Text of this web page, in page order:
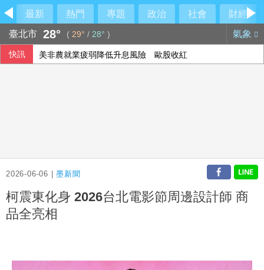
最新 熱門 專題 政治 社會
財經
臺北市 28° ( 29° / 28° ) 氣象
快訊 美非農就業疲弱降低升息風險 歐股收紅
2026-06-06 |墨新聞
柯震東化身 2026台北電影節周邊設計師 商
品全亮相